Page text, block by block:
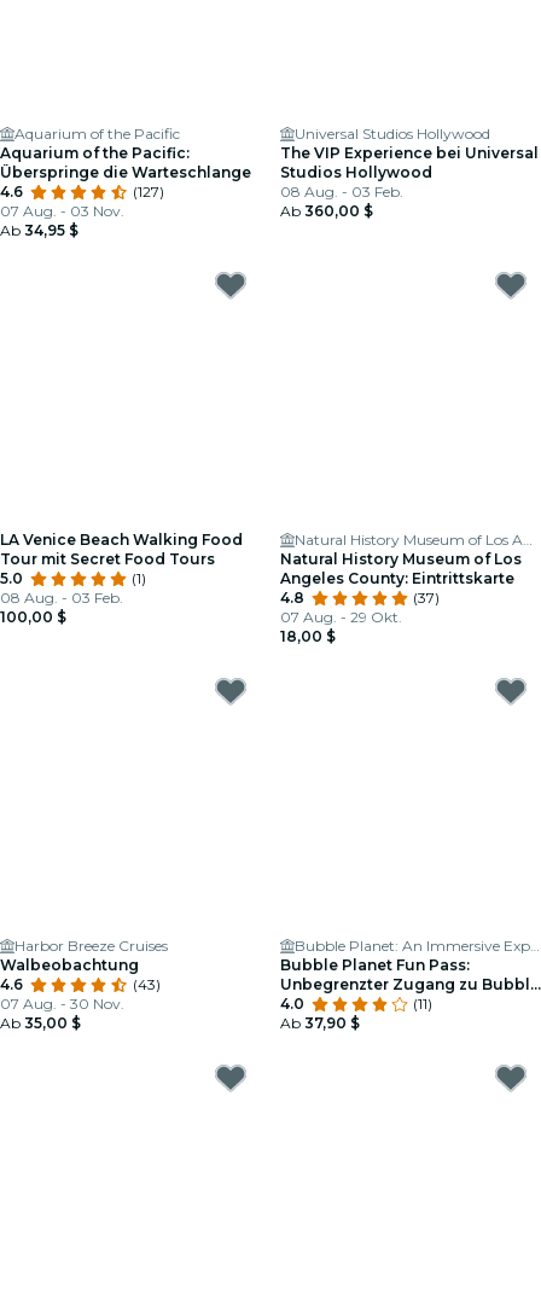
Aquarium of the Pacific
Aquarium of the Pacific:
Überspringe die Warteschlange
4.6
(127)
07 Aug. - 03 Nov.
Ab 34,95 $
Universal Studios Hollywood
The VIP Experience bei Universal
Studios Hollywood
08 Aug. - 03 Feb.
Ab 360,00 $
LA Venice Beach Walking Food
Tour mit Secret Food Tours
5.0
(1)
08 Aug. - 03 Feb.
100,00 $
Natural History Museum of Los Angeles County
Natural History Museum of Los
Angeles County: Eintrittskarte
4.8
(37)
07 Aug. - 29 Okt.
18,00 $
Harbor Breeze Cruises
Walbeobachtung
4.6
(43)
07 Aug. - 30 Nov.
Ab 35,00 $
Bubble Planet: An Immersive Experience - Los Angeles
Bubble Planet Fun Pass:
Unbegrenzter Zugang zu Bubble
Planet Los Angeles für 6 Monate
4.0
(11)
Ab 37,90 $